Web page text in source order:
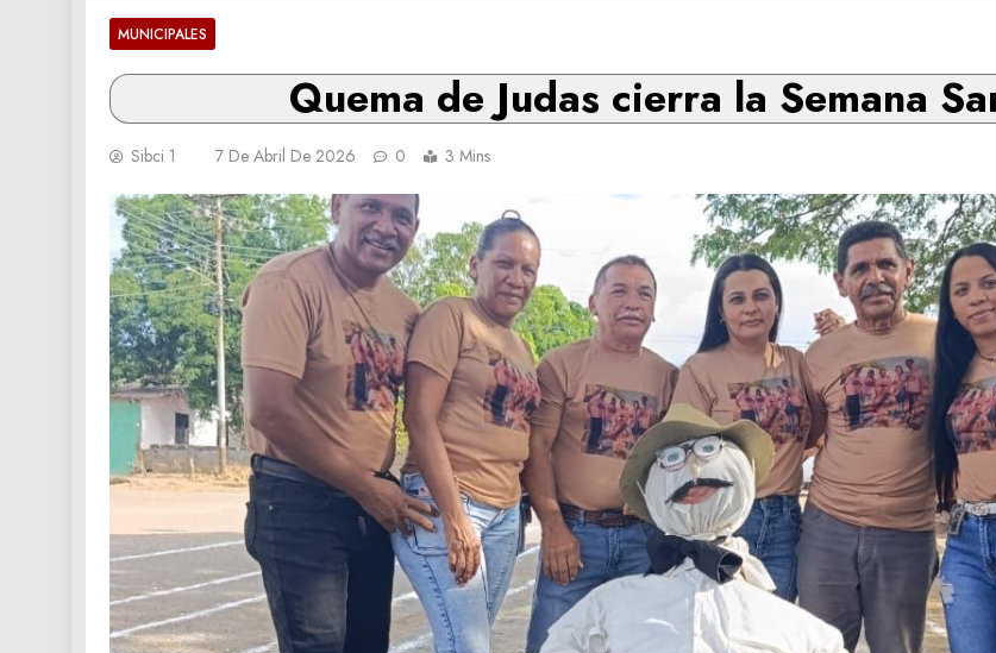
MUNICIPALES
Quema de Judas cierra la Semana
Sibci 1 7 De Abril De 2026 0 3 Mins